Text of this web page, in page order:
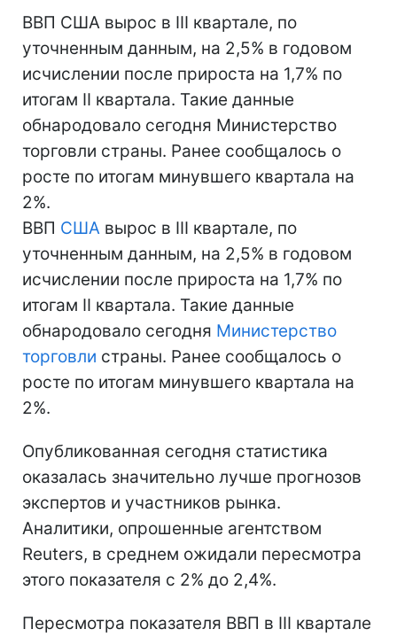
ВВП США вырос в III квартале, по
уточненным данным, на 2,5% в годовом
исчислении после прироста на 1,7% по
итогам II квартала. Такие данные
обнародовало сегодня Министерство
торговли страны. Ранее сообщалось о
росте по итогам минувшего квартала на
2%.
ВВП США вырос в III квартале, по
уточненным данным, на 2,5% в годовом
исчислении после прироста на 1,7% по
итогам II квартала. Такие данные
обнародовало сегодня Министерство
торговли страны. Ранее сообщалось о
росте по итогам минувшего квартала на
2%.
Опубликованная сегодня статистика
оказалась значительно лучше прогнозов
экспертов и участников рынка.
Аналитики, опрошенные агентством
Reuters, в среднем ожидали пересмотра
этого показателя с 2% до 2,4%.
Пересмотра показателя ВВП в III квартале